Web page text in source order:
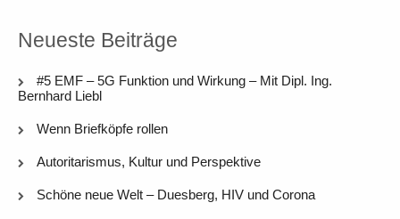
Neueste Beiträge
#5 EMF – 5G Funktion und Wirkung – Mit Dipl. Ing.
Bernhard Liebl
Wenn Briefköpfe rollen
Autoritarismus, Kultur und Perspektive
Schöne neue Welt – Duesberg, HIV und Corona